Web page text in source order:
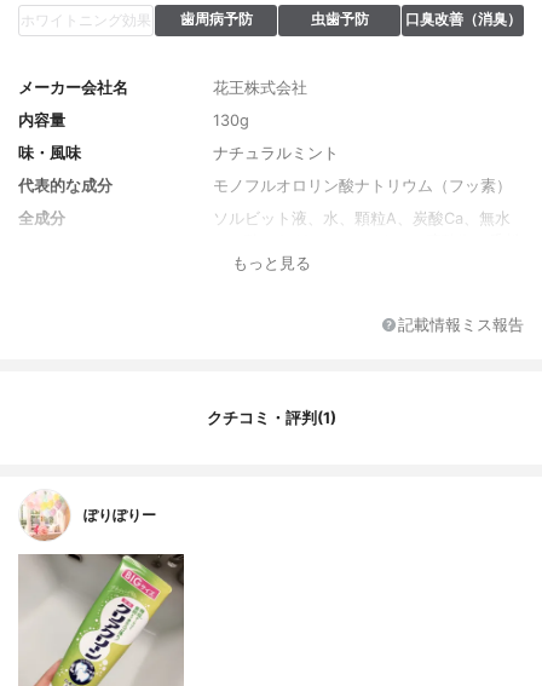
ホワイトニング効果 歯周病予防 虫歯予防 口臭改善（消臭）
メーカー会社名
花王株式会社
内容量
130g
味・風味
ナチュラルミント
代表的な成分
モノフルオロリン酸ナトリウム（フッ素）
全成分
ソルビット液、水、顆粒A、炭酸Ca、無水
（ナチュラルミントタイプ）、サッカリンN
もっと見る
記載情報ミス報告
クチコミ・評判(1)
ぽりぽりー